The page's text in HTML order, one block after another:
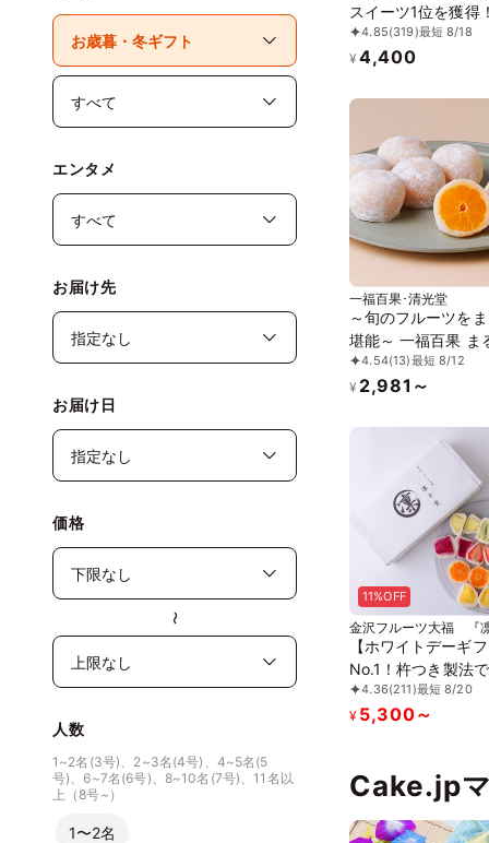
エンタメ
お届け先
お届け日
価格
〜
人数
1~2名(3号)、2~3名(4号)、4~5名(5
号)、6~7名(6号)、8~10名(7号)、11名以
上（8号~）
1〜2名
スイーツ1位を獲得
日に 熟成で旨味成
倍！グルテンフリ
誕生日プレゼント
4.85(319)最短 8/18
¥ 4,400
一福百果･清光堂
～旬のフルーツを
堪能～ 一福百果 ま
みかん大福6個入(
り)
4.54(13)最短 8/12
¥ 2,981～
11%OFF
金沢フルーツ大福 『
【ホワイトデーギ
No.1！杵つき製法
もちの高級フルー
種】 新食感！と旬
をどうぞ！
4.36(211)最短 8/20
¥ 5,300～
Cake.jp